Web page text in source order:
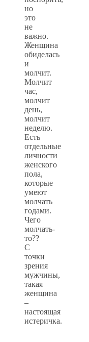
но
это
не
важно.
Женщина
обиделась
и
молчит.
Молчит
час,
молчит
день,
молчит
неделю.
Есть
отдельные
личности
женского
пола,
которые
умеют
молчать
годами.
Чего
молчать-
то??
С
точки
зрения
мужчины,
такая
женщина
–
настоящая
истеричка.